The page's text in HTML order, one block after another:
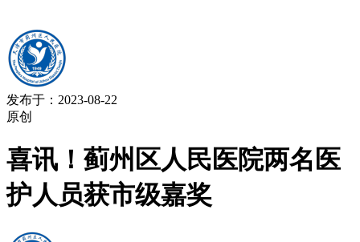
发布于：2023-08-22
原创
喜讯！蓟州区人民医院两名医
护人员获市级嘉奖